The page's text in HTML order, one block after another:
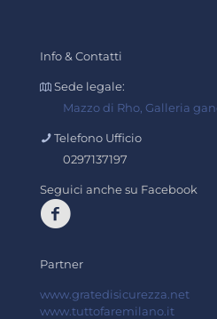
Info & Contatti
Sede legale:
Mazzo di Rho, Galleria
Telefono Ufficio
0297137197
Seguici anche su Facebook
Partner
www.gratedisicurezza.net
www.tuttofaremilano.it